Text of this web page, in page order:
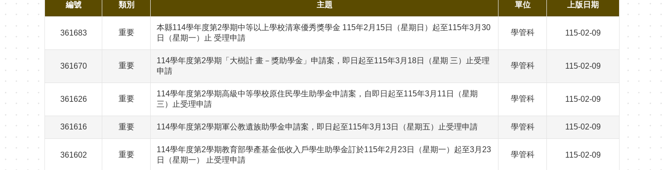
編號 類別 主題 單位 上版日期
361683 重要
本縣114學年度第2學期中等以上學校清寒優秀獎學金 115年2月15日（星期日）起至115年3月30
日（星期一）止 受理申請
學管科 115-02-09
361670 重要
114學年度第2學期「大樹計 畫－獎助學金」申請案，即日起至115年3月18日（星期 三）止受理
申請
學管科 115-02-09
361626 重要
114學年度第2學期高級中等學校原住民學生助學金申請案，自即日起至115年3月11日（星期
三）止受理申請
學管科 115-02-09
361616 重要 114學年度第2學期軍公教遺族助學金申請案，即日起至115年3月13日（星期五）止受理申請 學管科 115-02-09
361602 重要
114學年度第2學期教育部學產基金低收入戶學生助學金訂於115年2月23日（星期一）起至3月23
日（星期一） 止受理申請
學管科 115-02-09